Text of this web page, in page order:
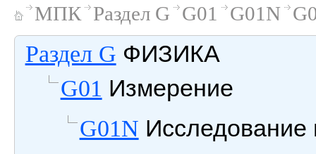
МПК Раздел G G01 G01N
Раздел G ФИЗИКА
G01 Измерение
G01N Исследование